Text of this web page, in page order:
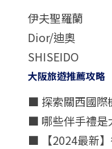
伊夫聖羅蘭
Dior/迪奧
SHISEIDO
大阪旅遊推薦攻略
■ 探索關西國際
■ 哪些伴手禮是
■ 【2024最新